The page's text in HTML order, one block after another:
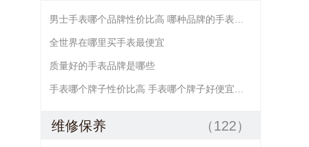
全世界在哪里买手表最便宜
质量好的手表品牌是哪些
维修保养 （122）